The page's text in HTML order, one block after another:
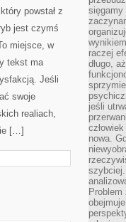
powstał z
jest czymś
miejsce, w
tekst ma
Jeśli
swoje
realiach,
[…]
sięgamy
raczej
długo,
jeśli
nowa.